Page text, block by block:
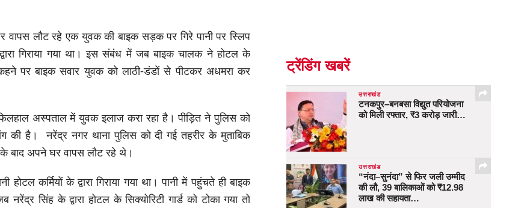
वापस लौट रहे एक युवक की बाइक सड़क पर गिरे पानी पर स्लिप
गिराया गया था। इस संबंध में जब बाइक चालक ने होटल के
कहने पर बाइक सवार युवक को लाठी-डंडों से पीटकर अधमरा कर
अस्पताल में युवक इलाज करा रहा है। पीड़ित ने पुलिस को
की है। नरेंद्र नगर थाना पुलिस को दी गई तहरीर के मुताबिक
के बाद अपने घर वापस लौट रहे थे।
कर्मियों के द्वारा गिराया गया था। पानी में पहुंचते ही बाइक
सिंह के द्वारा होटल के सिक्योरिटी गार्ड को टोका गया तो
ट्रेंडिंग खबरें
उत्तराखंड
टनकपुर–बनबसा विद्युत परियोजना
को मिली रफ्तार, ₹3 करोड़ जारी…
उत्तराखंड
“नंदा–सुनंदा” से फिर जली उम्मीद
की लौ, 39 बालिकाओं को ₹12.98
लाख की सहायता…